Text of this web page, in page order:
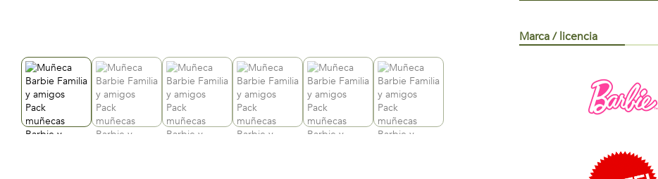
Marca / licencia